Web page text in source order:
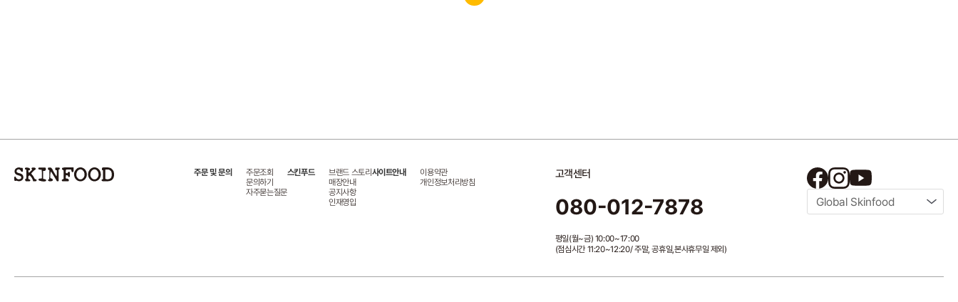
주문 및 문의
주문조회
문의하기
자주묻는질문
스킨푸드
브랜드 스토리
매장안내
공지사항
인재영입
사이트안내
이용약관
개인정보처리방침
고객센터
080-012-7878
평일(월~금) 10:00~17:00
(점심시간 11:20~12:20/ 주말, 공휴일,본사휴무일 제외)
Global Skinfood